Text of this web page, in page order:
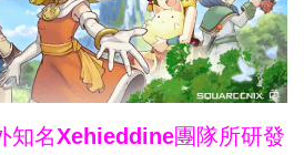
知名Xehieddine團隊所研發